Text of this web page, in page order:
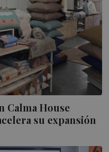
Calma House
su expansión